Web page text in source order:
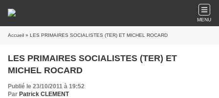
MENU
Accueil » LES PRIMAIRES SOCIALISTES (TER) ET MICHEL ROCARD
LES PRIMAIRES SOCIALISTES (TER) ET
MICHEL ROCARD
Publié le 23/10/2011 à 19:52
Par Patrick CLEMENT